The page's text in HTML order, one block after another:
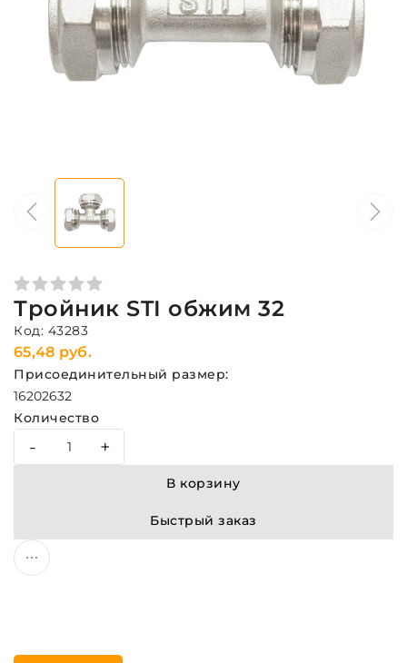
Тройник STI обжим 32
Код: 43283
65,48 руб.
Присоединительный размер:
16202632
Количество
- +
В корзину
Быстрый заказ